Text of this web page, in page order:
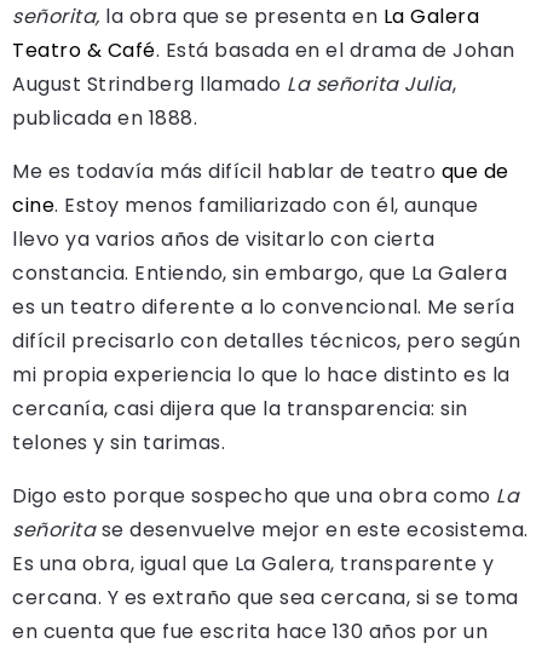
señorita, la obra que se presenta en La Galera
Teatro & Café. Está basada en el drama de Johan
August Strindberg llamado La señorita Julia,
publicada en 1888.
Me es todavía más difícil hablar de teatro que de
cine. Estoy menos familiarizado con él, aunque
llevo ya varios años de visitarlo con cierta
constancia. Entiendo, sin embargo, que La Galera
es un teatro diferente a lo convencional. Me sería
difícil precisarlo con detalles técnicos, pero según
mi propia experiencia lo que lo hace distinto es la
cercanía, casi dijera que la transparencia: sin
telones y sin tarimas.
Digo esto porque sospecho que una obra como La
señoritase desenvuelve mejor en este ecosistema.
Es una obra, igual que La Galera, transparente y
cercana. Y es extraño que sea cercana, si se toma
en cuenta que fue escrita hace 130 años por un